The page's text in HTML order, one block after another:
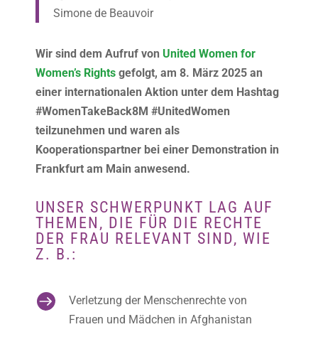
Simone de Beauvoir
Wir sind dem Aufruf von United Women for
Women’s Rights gefolgt, am 8. März 2025 an
einer internationalen Aktion unter dem Hashtag
#WomenTakeBack8M #UnitedWomen
teilzunehmen und waren als
Kooperationspartner bei einer Demonstration in
Frankfurt am Main anwesend.
UNSER SCHWERPUNKT LAG AUF
THEMEN, DIE FÜR DIE RECHTE
DER FRAU RELEVANT SIND, WIE
Z. B.:

Verletzung der Menschenrechte von
Frauen und Mädchen in Afghanistan